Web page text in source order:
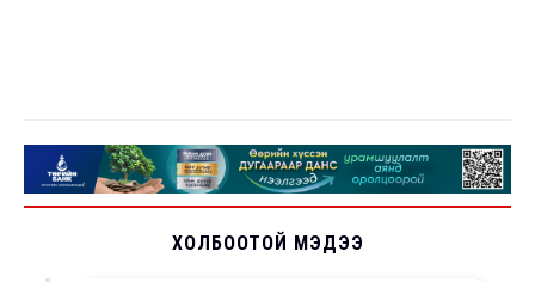
ХОЛБООТОЙ МЭДЭЭ